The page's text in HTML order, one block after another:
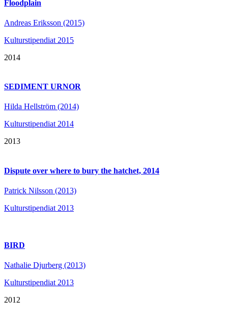
Floodplain
Andreas Eriksson (2015)
Kulturstipendiat 2015
2014
SEDIMENT URNOR
Hilda Hellström (2014)
Kulturstipendiat 2014
2013
Dispute over where to bury the hatchet, 2014
Patrick Nilsson (2013)
Kulturstipendiat 2013
BIRD
Nathalie Djurberg (2013)
Kulturstipendiat 2013
2012